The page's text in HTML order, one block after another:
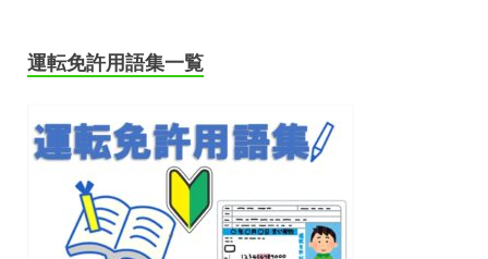
運転免許用語集一覧